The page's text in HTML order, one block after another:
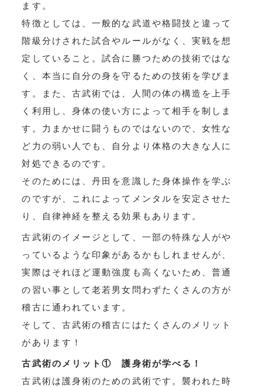
ます。
特徴としては、一般的な武道や格闘技と違って
階級分けされた試合やルールがなく、実戦を想
定していること。試合に勝つための技術ではな
く、本当に自分の身を守るための技術を学びま
す。また、古武術では、人間の体の構造を上手
く利用し、身体の使い方によって相手を制しま
す。力まかせに闘うものではないので、女性な
ど力の弱い人でも、自分より体格の大きな人に
対処できるのです。
そのためには、丹田を意識した身体操作を学ぶ
のですが、これによってメンタルを安定させた
り、自律神経を整える効果もあります。
古武術のイメージとして、一部の特殊な人がや
っているような印象があるかもしれませんが、
実際はそれほど運動強度も高くないため、普通
の習い事として老若男女問わずたくさんの方が
稽古に通われています。
そして、古武術の稽古にはたくさんのメリット
があります！
古武術のメリット① 護身術が学べる！
古武術は護身術のための武術です。襲われた時